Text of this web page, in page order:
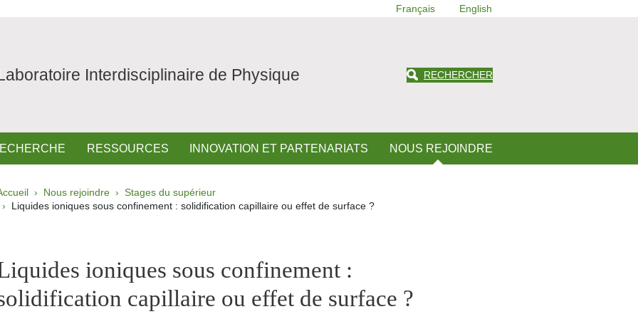
Français English
Interdisciplinaire de Physique RECHERCHER
RESSOURCES INNOVATION ET PARTENARIATS NOUS REJOINDRE
d'Ariane
Nous rejoindre
Stages du supérieur
Liquides ioniques sous confinement : solidification capillaire ou effet de surface ?
Sidebarioniques sous confinement :
capillaire ou effet de surface ?